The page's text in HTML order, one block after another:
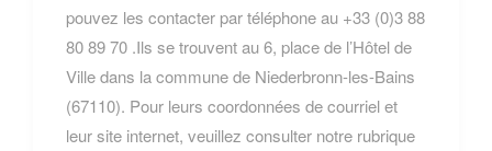
pouvez les contacter par téléphone au +33 (0)3 88
80 89 70 .Ils se trouvent au 6, place de l’Hôtel de
Ville dans la commune de Niederbronn-les-Bains
(67110). Pour leurs coordonnées de courriel et
leur site internet, veuillez consulter notre rubrique